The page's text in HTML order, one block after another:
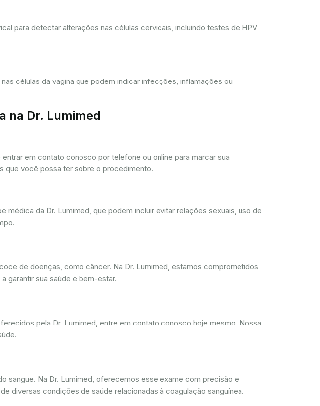
para detectar alterações nas células cervicais, incluindo testes de HPV
células da vagina que podem indicar infecções, inflamações ou
na Dr. Lumimed
em contato conosco por telefone ou online para marcar sua
que você possa ter sobre o procedimento.
da Dr. Lumimed, que podem incluir evitar relações sexuais, uso de
de doenças, como câncer. Na Dr. Lumimed, estamos comprometidos
garantir sua saúde e bem-estar.
pela Dr. Lumimed, entre em contato conosco hoje mesmo. Nossa
sangue. Na Dr. Lumimed, oferecemos esse exame com precisão e
diversas condições de saúde relacionadas à coagulação sanguínea.